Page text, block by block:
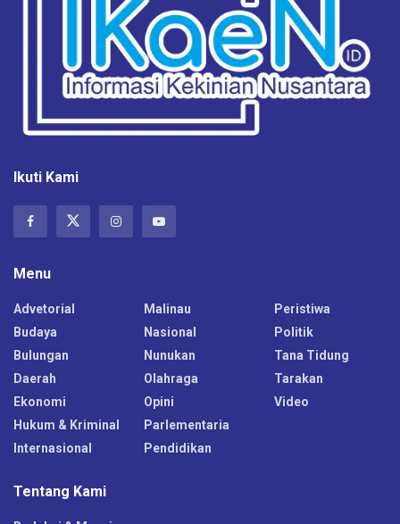
Ikuti Kami
Menu
Advetorial
Budaya
Bulungan
Daerah
Ekonomi
Hukum & Kriminal
Internasional
Malinau
Nasional
Nunukan
Olahraga
Opini
Parlementaria
Pendidikan
Peristiwa
Politik
Tana Tidung
Tarakan
Video
Tentang Kami